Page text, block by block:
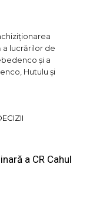
a lucrărilor de
și a
Hutulu și
a CR Cahul